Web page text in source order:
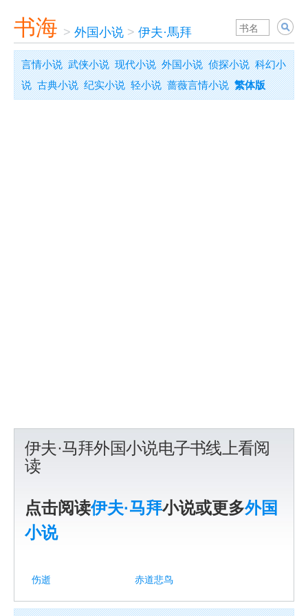
书海 > 外国小说 > 伊夫·馬拜
言情小说 武侠小说 现代小说 外国小说 侦探小说 科幻小
说 古典小说 纪实小说 轻小说 蔷薇言情小说 繁体版
伊夫·马拜外国小说电子书线上看阅
读
点击阅读伊夫·马拜小说或更多外国
小说
伤逝 赤道悲鸟